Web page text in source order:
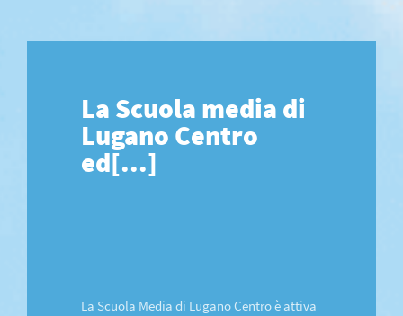
La Scuola media di
Lugano Centro
ed[...]
La Scuola Media di Lugano Centro è attiva